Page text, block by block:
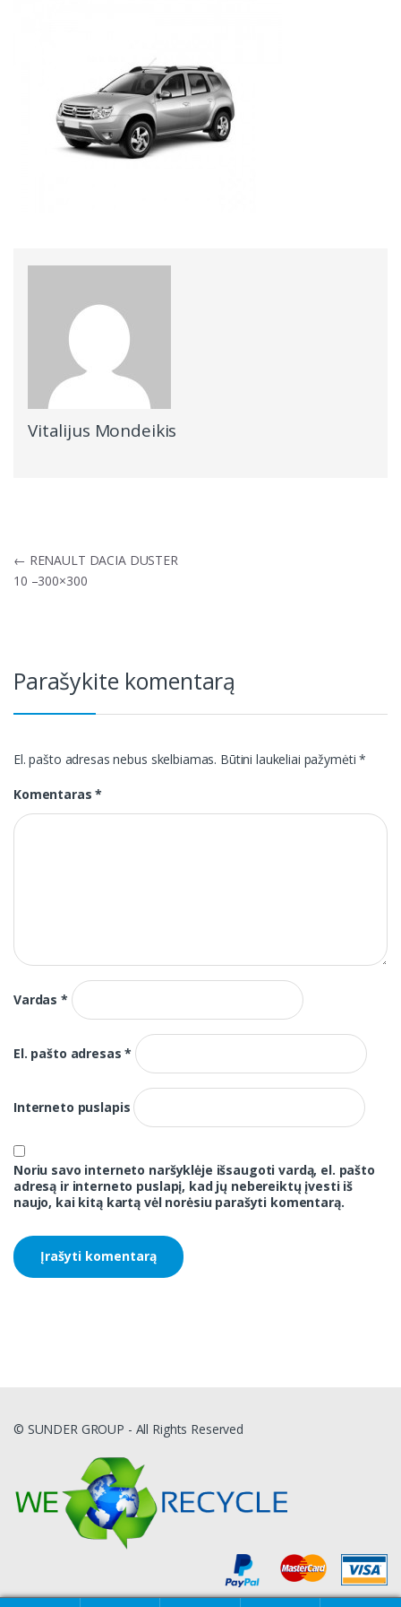
Vitalijus Mondeikis
Navigacija
tarp
įrašų
← RENAULT DACIA DUSTER
10 –300×300
Parašykite komentarą
El. pašto adresas nebus skelbiamas. Būtini laukeliai pažymėti*
Komentaras*
Vardas*
El. pašto adresas*
Interneto puslapis
Noriu savo interneto naršyklėje išsaugoti vardą, el. pašto
adresą ir interneto puslapį, kad jų nebereiktų įvesti iš
naujo, kai kitą kartą vėl norėsiu parašyti komentarą.
© SUNDER GROUP - All Rights Reserved